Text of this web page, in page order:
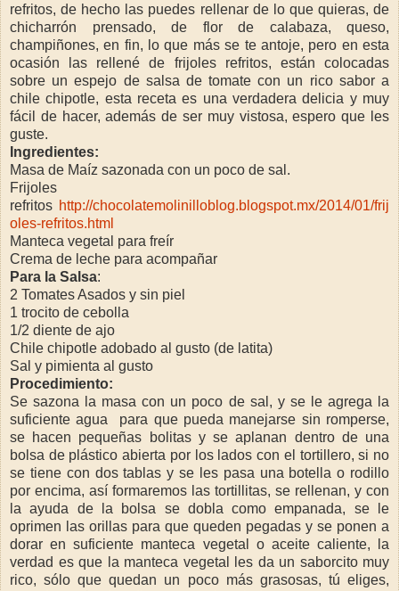
refritos, de hecho las puedes rellenar de lo que quieras, de
chicharrón prensado, de flor de calabaza, queso,
champiñones, en fin, lo que más se te antoje, pero en esta
ocasión las rellené de frijoles refritos, están colocadas
sobre un espejo de salsa de tomate con un rico sabor a
chile chipotle, esta receta es una verdadera delicia y muy
fácil de hacer, además de ser muy vistosa, espero que les
guste.
Ingredientes:
Masa de Maíz sazonada con un poco de sal.
Frijoles
refritos http://chocolatemolinilloblog.blogspot.mx/2014/01/frij
oles-refritos.html
Manteca vegetal para freír
Crema de leche para acompañar
Para la Salsa:
2 Tomates Asados y sin piel
1 trocito de cebolla
1/2 diente de ajo
Chile chipotle adobado al gusto (de latita)
Sal y pimienta al gusto
Procedimiento:
Se sazona la masa con un poco de sal, y se le agrega la
suficiente agua para que pueda manejarse sin romperse,
se hacen pequeñas bolitas y se aplanan dentro de una
bolsa de plástico abierta por los lados con el tortillero, si no
se tiene con dos tablas y se les pasa una botella o rodillo
por encima, así formaremos las tortillitas, se rellenan, y con
la ayuda de la bolsa se dobla como empanada, se le
oprimen las orillas para que queden pegadas y se ponen a
dorar en suficiente manteca vegetal o aceite caliente, la
verdad es que la manteca vegetal les da un saborcito muy
rico, sólo que quedan un poco más grasosas, tú eliges,